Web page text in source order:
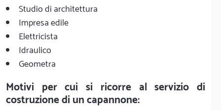
Studio di architettura
Impresa edile
Elettricista
Idraulico
Geometra
Motivi per cui si ricorre al servizio di
costruzione di un capannone: